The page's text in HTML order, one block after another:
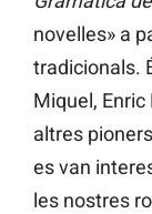
novelles» a
tradicionals.
Miquel,
altres
es van
les nostres